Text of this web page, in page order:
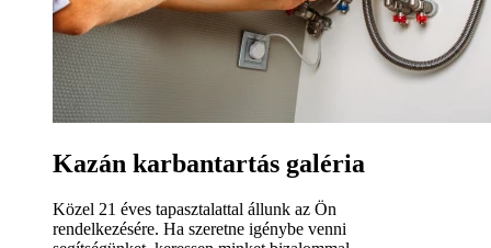
Kazán karbantartás galéria
Közel 21 éves tapasztalattal állunk az Ön
rendelkezésére. Ha szeretne igénybe venni